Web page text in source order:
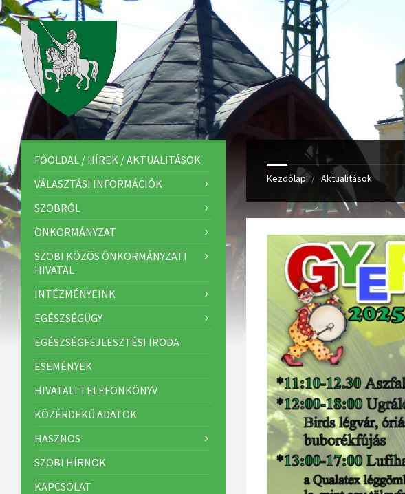
Kezdőlap Aktualitások:
FŐOLDAL / HÍREK / AKTUALITÁSOK
VÁLASZTÁSI INFORMÁCIÓK
SZOBRÓL
ÖNKORMÁNYZAT
SZOBI KÖZÖS ÖNKORMÁNYZATI
HIVATAL
INTÉZMÉNYEINK
EGÉSZSÉGÜGY
EGÉSZSÉGFEJLESZTÉSI IRODA
ESEMÉNYEK
HIVATALI TELEFONKÖNYV
KÖZÉRDEKŰ ADATOK
HASZNOS
SZOBI HÍRNÖK
KAPCSOLAT